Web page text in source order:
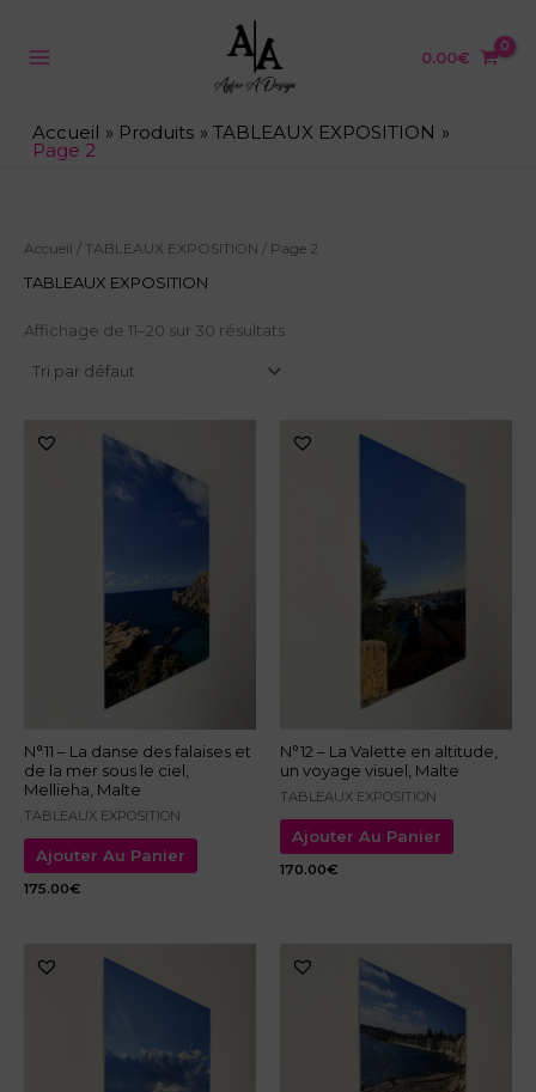
contenu
0.00€
Accueil Produits TABLEAUX EXPOSITION
Page 2
Accueil /TABLEAUX EXPOSITION / Page 2
TABLEAUX EXPOSITION
Affichage de 11–20 sur 30 résultats
N°11 – La danse des falaises et
de la mer sous le ciel,
Mellieha, Malte
TABLEAUX EXPOSITION
Ajouter Au Panier
175.00€
N°12 – La Valette en altitude,
un voyage visuel, Malte
TABLEAUX EXPOSITION
Ajouter Au Panier
170.00€